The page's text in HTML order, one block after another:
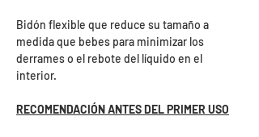
Bidón flexible que reduce su tamaño a
medida que bebes para minimizar los
derrames o el rebote del líquido en el
interior.
RECOMENDACIÓN ANTES DEL PRIMER USO